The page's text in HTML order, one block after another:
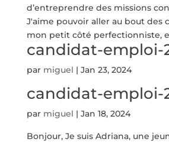
d’entreprendre des missions
J'aime pouvoir aller au bout des
mon petit côté perfectionniste,
candidat-emploi-
par miguel | Jan 23, 2024
candidat-emploi-
par miguel | Jan 18, 2024
Bonjour, Je suis Adriana, une